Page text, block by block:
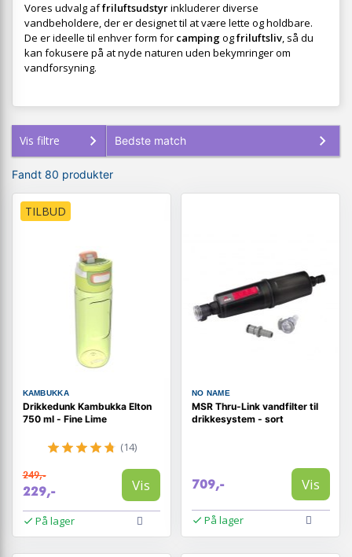
Vores udvalg affriluftsudstyrinkluderer diverse
vandbeholdere, der er designet til at være lette og holdbare.
De er ideelle til enhver form for campingogfriluftsliv, så du
kan fokusere på at nyde naturen uden bekymringer om
vandforsyning.
Vis filtre
Fandt 80 produkter
TILBUD
KAMBUKKA
Drikkedunk Kambukka Elton
750 ml - Fine Lime
(14)
249,-
229,- Vis
På lager
NO NAME
MSR Thru-Link vandfilter til
drikkesystem - sort
709,- Vis
På lager